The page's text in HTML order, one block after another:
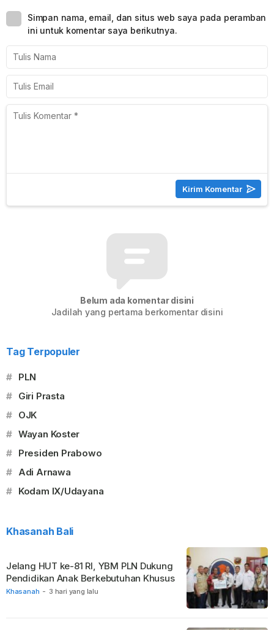
Simpan nama, email, dan situs web saya pada peramban
ini untuk komentar saya berikutnya.
Belum ada komentar disini
Jadilah yang pertama berkomentar disini
Tag Terpopuler
# PLN
# Giri Prasta
# OJK
# Wayan Koster
# Presiden Prabowo
# Adi Arnawa
# Kodam IX/Udayana
Khasanah Bali
Khasanah - 3 hari yang lalu
Jelang HUT ke-81 RI, YBM PLN Dukung
Pendidikan Anak Berkebutuhan Khusus